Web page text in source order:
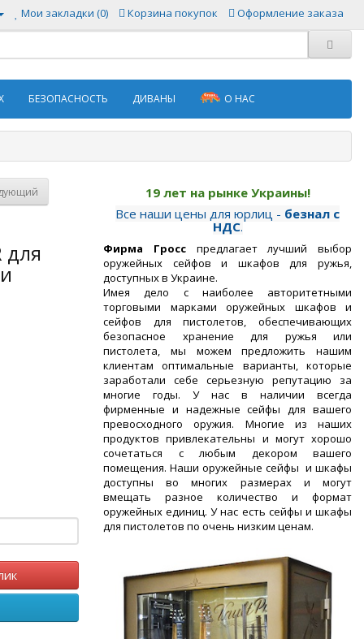
Мои закладки (0) Корзина покупок
Оформление заказа
БЕЗОПАСНОСТЬ ДИВАНЫ О НАС
для
19 лет на рынке Украины!
Все наши цены для юрлиц - безнал с
НДС.
Фирма Гросспредлагает лучший выбор
оружейных сейфов и шкафов для ружья,
доступных в Украине.
Имея дело с наиболее авторитетными
торговыми марками оружейных шкафов и
сейфов для пистолетов, обеспечивающих
безопасное хранение для ружья или
пистолета, мы можем предложить нашим
клиентам оптимальные варианты, которые
заработали себе серьезную репутацию за
многие годы. У нас в наличии всегда
фирменные и надежные сейфы для вашего
превосходного оружия. Многие из наших
продуктов привлекательны и могут хорошо
сочетаться с любым декором вашего
помещения. Наши оружейные сейфы и шкафы
доступны во многих размерах и могут
вмещать разное количество и формат
оружейных единиц. У нас есть сейфы и шкафы
для пистолетов по очень низким ценам.